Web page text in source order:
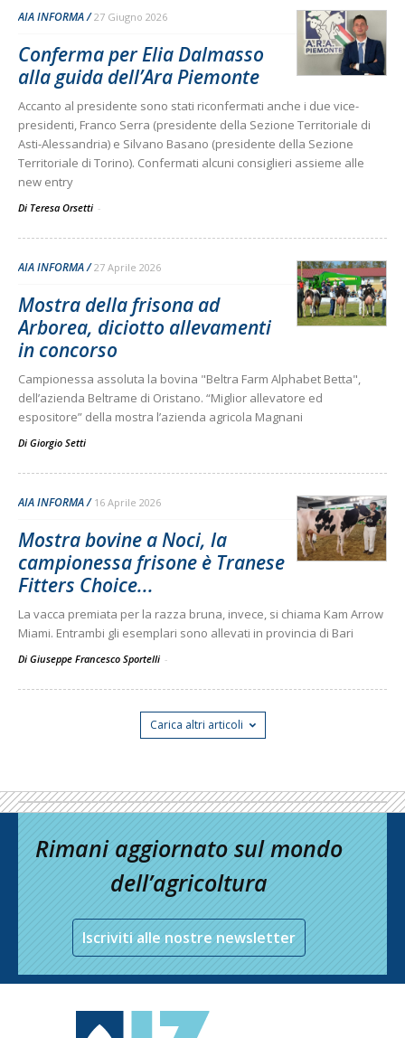
AIA INFORMA 27 Giugno 2026
Conferma per Elia Dalmasso
alla guida dell’Ara Piemonte
Accanto al presidente sono stati riconfermati anche i due vice-
presidenti, Franco Serra (presidente della Sezione Territoriale di
Asti-Alessandria) e Silvano Basano (presidente della Sezione
Territoriale di Torino). Confermati alcuni consiglieri assieme alle
new entry
Di Teresa Orsetti -
AIA INFORMA 27 Aprile 2026
Mostra della frisona ad
Arborea, diciotto allevamenti
in concorso
Campionessa assoluta la bovina "Beltra Farm Alphabet Betta",
dell’azienda Beltrame di Oristano. “Miglior allevatore ed
espositore” della mostra l’azienda agricola Magnani
Di Giorgio Setti
AIA INFORMA 16 Aprile 2026
Mostra bovine a Noci, la
campionessa frisone è Tranese
Fitters Choice...
La vacca premiata per la razza bruna, invece, si chiama Kam Arrow
Miami. Entrambi gli esemplari sono allevati in provincia di Bari
Di Giuseppe Francesco Sportelli -
Carica altri articoli
Rimani aggiornato sul mondo
dell’agricoltura
Iscriviti alle nostre newsletter